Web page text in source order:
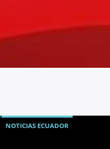
NOTICIAS ECUADOR